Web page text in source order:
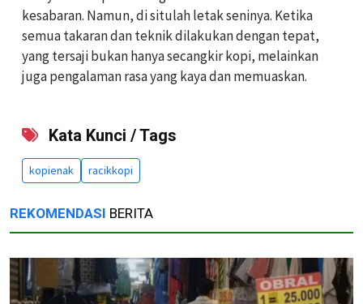
kesabaran. Namun, di situlah letak seninya. Ketika
semua takaran dan teknik dilakukan dengan tepat,
yang tersaji bukan hanya secangkir kopi, melainkan
juga pengalaman rasa yang kaya dan memuaskan.
Kata Kunci / Tags
kopienak racikkopi
REKOMENDASI BERITA